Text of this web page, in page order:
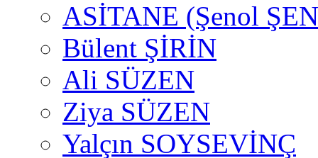
ASİTANE (Şenol
Bülent ŞİRİN
Ali SÜZEN
Ziya SÜZEN
Yalçın SOYSEVİNÇ